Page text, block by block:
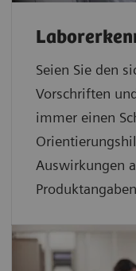
Seien Sie den
Vorschriften
immer einen
Auswirkungen